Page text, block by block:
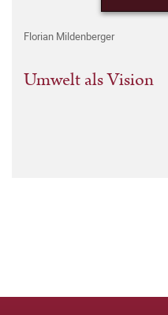
Florian Mildenberger
Umwelt als Vision